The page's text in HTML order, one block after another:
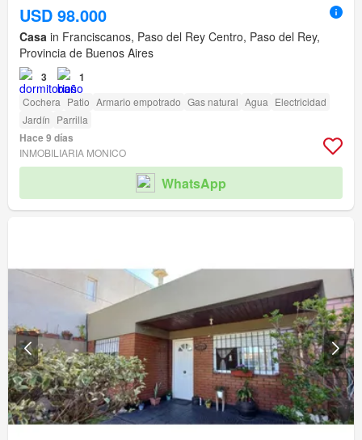
USD 98.000
Casa in Franciscanos, Paso del Rey Centro, Paso del Rey,
Provincia de Buenos Aires
3 1
Cochera Patio Armario empotrado Gas natural Agua Electricidad
Jardín Parrilla
Hace 9 días
INMOBILIARIA MONICO
WhatsApp